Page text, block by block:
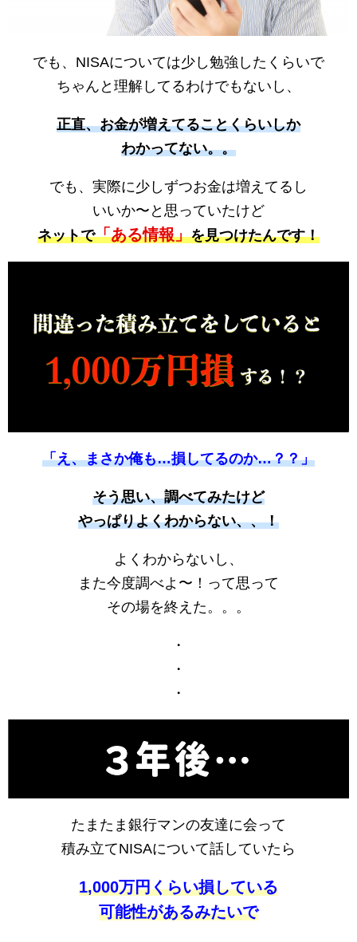
でも、NISAについては少し勉強したくらいで
ちゃんと理解してるわけでもないし、
正直、お金が増えてることくらいしか
わかってない。。
でも、実際に少しずつお金は増えてるし
いいか〜と思っていたけど
ネットで「ある情報」を見つけたんです！
「え、まさか俺も…損してるのか…？？」
そう思い、調べてみたけど
やっぱりよくわからない、、！
よくわからないし、
また今度調べよ〜！って思って
その場を終えた。。。
・
・
・
たまたま銀行マンの友達に会って
積み立てNISAについて話していたら
1,000万円くらい損している
可能性があるみたいで